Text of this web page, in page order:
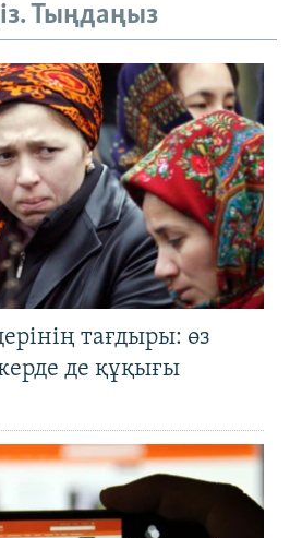
Тыңдаңыз
тағдыры: өз
де құқығы